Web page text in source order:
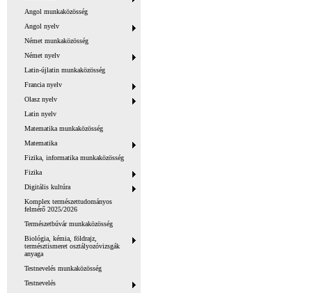
Angol munkaközösség
Angol nyelv
Német munkaközösség
Német nyelv
Latin-újlatin munkaközösség
Francia nyelv
Olasz nyelv
Latin nyelv
Matematika munkaközösség
Matematika
Fizika, informatika munkaközösség
Fizika
Digitális kultúra
Komplex természettudományos
felmérő 2025/2026
Természetbúvár munkaközösség
Biológia, kémia, földrajz,
természtismeret osztályozóvizsgák
anyaga
Testnevelés munkaközösség
Testnevelés